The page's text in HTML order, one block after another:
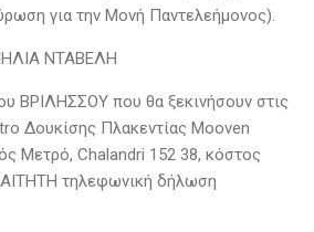
για την Μονή Παντελεήμονος).
ΝΤΑΒΕΛΗ
ΒΡΙΛΗΣΣΟΥ που θα ξεκινήσουν στις
Δουκίσης Πλακεντίας Mooven
Μετρό, Chalandri 152 38, κόστος
τηλεφωνική δήλωση